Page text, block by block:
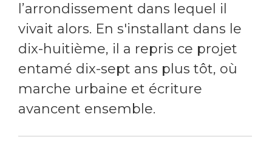
l’arrondissement dans lequel il
vivait alors. En s'installant dans le
dix-huitième, il a repris ce projet
entamé dix-sept ans plus tôt, où
marche urbaine et écriture
avancent ensemble.